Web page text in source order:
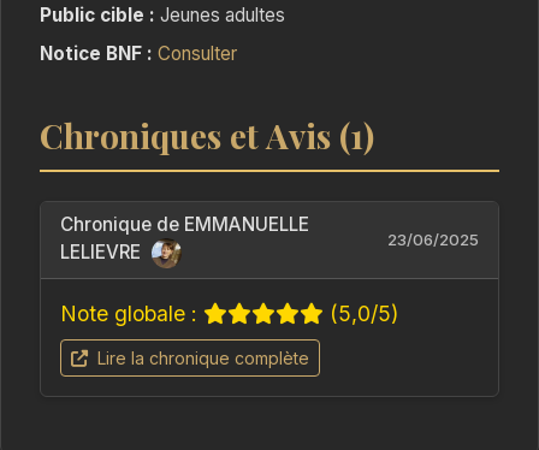
Public cible : Jeunes adultes
Notice BNF : Consulter
Chroniques et Avis (1)
Chronique de EMMANUELLE
LELIEVRE
23/06/2025
Note globale : (5,0/5)
Lire la chronique complète